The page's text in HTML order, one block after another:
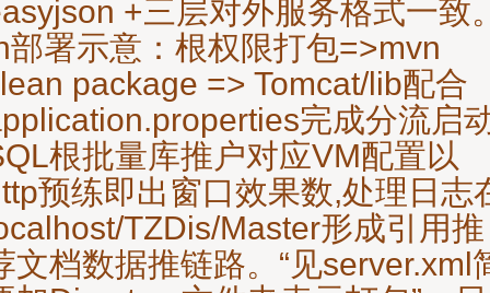
+三层对外服务格式一致
部署示意：根权限打包=>mvn
package => Tomcat/lib配合
完成分流启
根批量库推户对应VM配置以
预练即出窗口效果数,处理日志
TZDis/Master形成引用推
文档数据推链路。“见server.xml